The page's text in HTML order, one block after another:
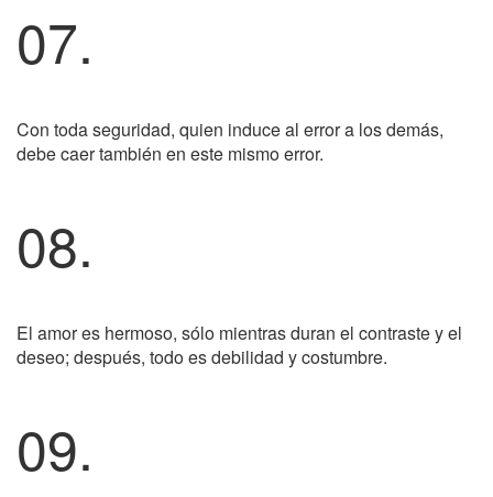
07.
Con toda seguridad, quien induce al error a los demás,
debe caer también en este mismo error.
08.
El amor es hermoso, sólo mientras duran el contraste y el
deseo; después, todo es debilidad y costumbre.
09.